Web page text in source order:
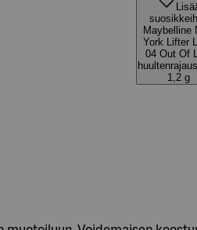
Maybelline
York Lifter
04 Out Of
1,2 g